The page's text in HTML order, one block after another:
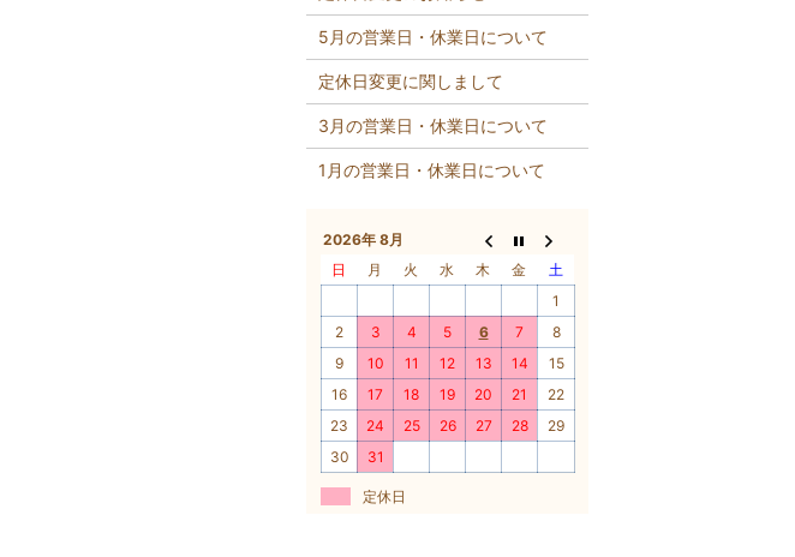
5月の営業日・休業日について
定休日変更に関しまして
3月の営業日・休業日について
1月の営業日・休業日について
2026年 8月
日
月 火 水 木 金
土
1
2
3 4 5 6 7
8
9
10 11 12 13 14
15
16
17 18 19 20 21
22
23
24 25 26 27 28
29
30
31
定休日